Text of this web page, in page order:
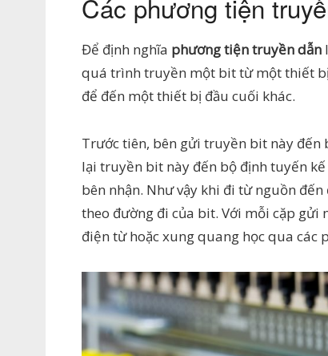
Các phương tiện
Để định nghĩa phương tiện truyền dẫn
quá trình truyền một bit từ một thiết
để đến một thiết bị đầu cuối khác.
Trước tiên, bên gửi truyền bit này đến
lại truyền bit này đến bộ định tuyến
bên nhận. Như vậy khi đi từ nguồn
theo đường đi của bit. Với mỗi cặp gửi
điện từ hoặc xung quang học qua các